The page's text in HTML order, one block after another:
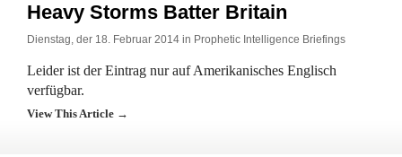
Heavy Storms Batter Britain
Dienstag, der 18. Februar 2014 in Prophetic Intelligence Briefings
Leider ist der Eintrag nur auf Amerikanisches Englisch
verfügbar.
View This Article →